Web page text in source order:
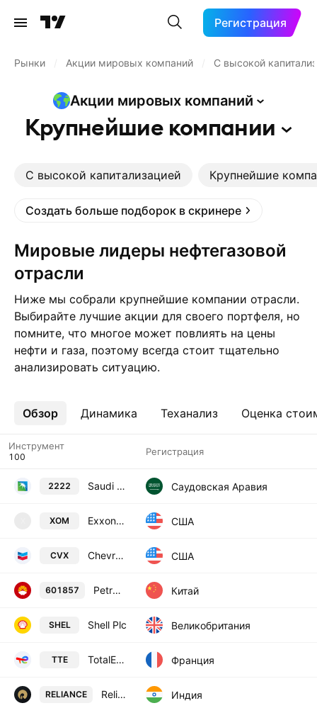
Регистрация
Рынки Акции мировых компаний С высокой
Акции мировых компаний
Крупнейшие компании
С высокой капитализацией Крупнейшие
Создать больше подборок в скринере
Мировые лидеры нефтегазовой
отрасли
Ниже мы собрали крупнейшие компании отрасли.
Выбирайте лучшие акции для своего портфеля, но
помните, что многое может повлиять на цены
нефти и газа, поэтому всегда стоит тщательно
анализировать ситуацию.
Обзор Динамика Теханализ Оценка
Ещё
Инструмент Регистрация
2222 Saudi Arabian Oil Co. Саудовская Аравия
XOM Exxonmobil Holdings Corporation США
CVX Chevron Corporation США
601857 PetroChina Co., Ltd. Class A Китай
SHEL Shell Plc Великобритания
TTE TotalEnergies SE Франция
RELIANCE Reliance Industries Limited Индия